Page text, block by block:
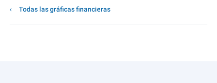
Todas las gráficas financieras